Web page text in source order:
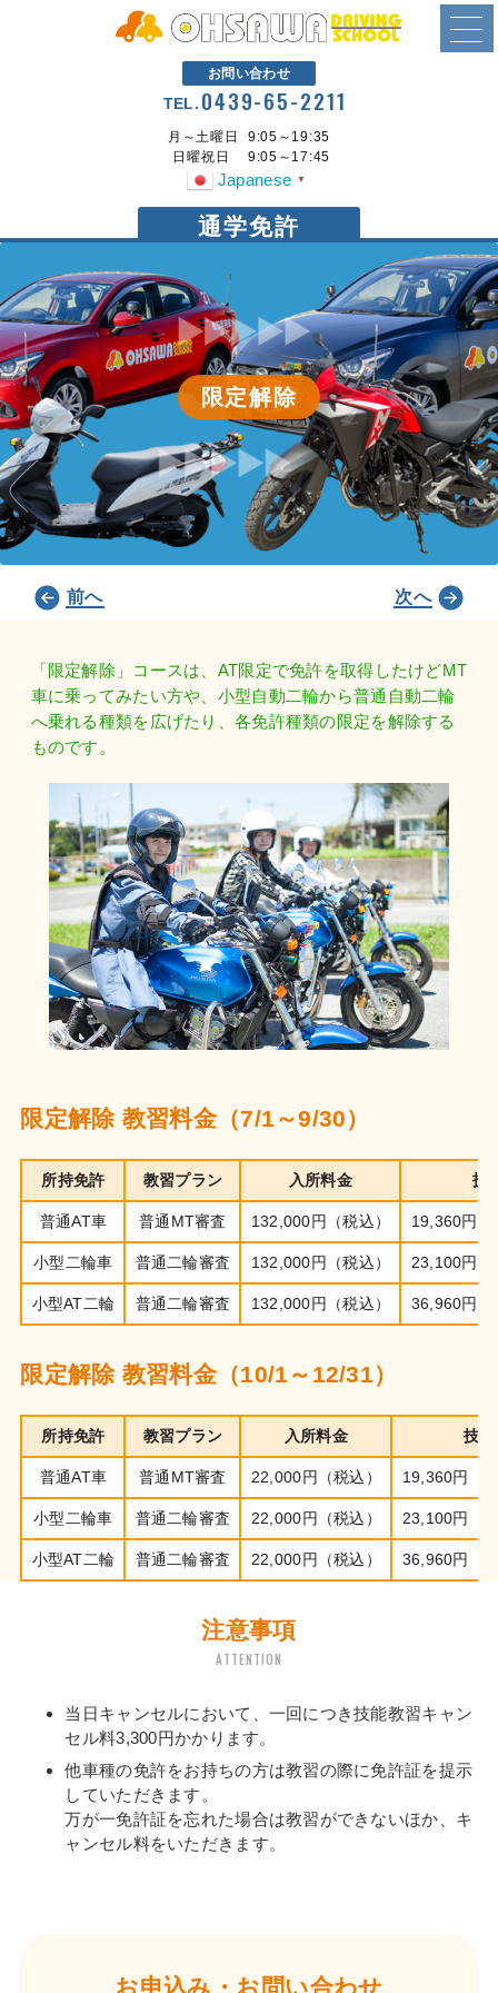
お問い合わせ
TEL. 0439-65-2211
月～土曜日
9:05～19:35
日曜祝日
9:05～17:45
Japanese ▼
通学免許
限定解除
前へ 次へ
「限定解除」コースは、AT限定で免許を取得したけどMT
車に乗ってみたい方や、小型自動二輪から普通自動二輪
へ乗れる種類を広げたり、各免許種類の限定を解除する
ものです。
限定解除 教習料金（7/1～9/30）
所持免許 教習プラン 入所料金 技
普通AT車 普通MT審査 132,000円（税込） 19,360円（
小型二輪車 普通二輪審査 132,000円（税込） 23,100円（
小型AT二輪 普通二輪審査 132,000円（税込） 36,960円（
限定解除 教習料金（10/1～12/31）
所持免許 教習プラン 入所料金 技
普通AT車 普通MT審査 22,000円（税込） 19,360円（4
小型二輪車 普通二輪審査 22,000円（税込） 23,100円（5
小型AT二輪 普通二輪審査 22,000円（税込） 36,960円（8
注意事項
ATTENTION
当日キャンセルにおいて、一回につき技能教習キャン
セル料3,300円かかります。
他車種の免許をお持ちの方は教習の際に免許証を提示
していただきます。
万が一免許証を忘れた場合は教習ができないほか、キ
ャンセル料をいただきます。
お申込み・お問い合わせ